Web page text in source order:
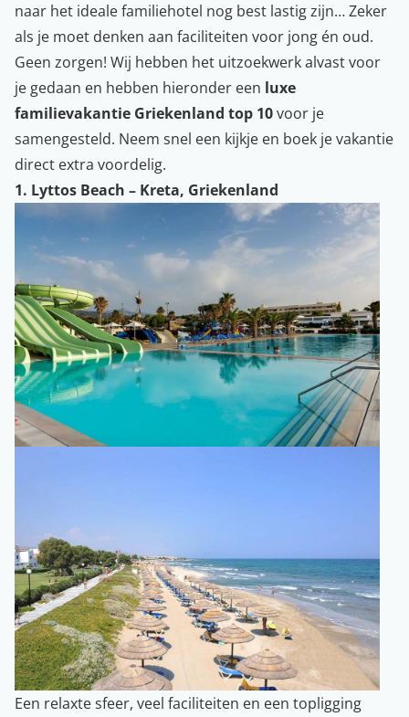
naar het ideale familiehotel nog best lastig zijn… Zeker
als je moet denken aan faciliteiten voor jong én oud.
Geen zorgen! Wij hebben het uitzoekwerk alvast voor
je gedaan en hebben hieronder een luxe
familievakantie Griekenland top 10voor je
samengesteld. Neem snel een kijkje en boek je vakantie
direct extra voordelig.
1. Lyttos Beach – Kreta, Griekenland
Een relaxte sfeer, veel faciliteiten en een topligging